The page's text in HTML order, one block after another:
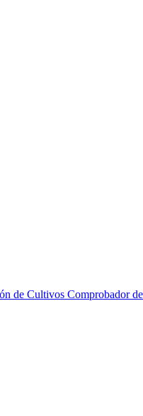
de Cultivos Comprobador